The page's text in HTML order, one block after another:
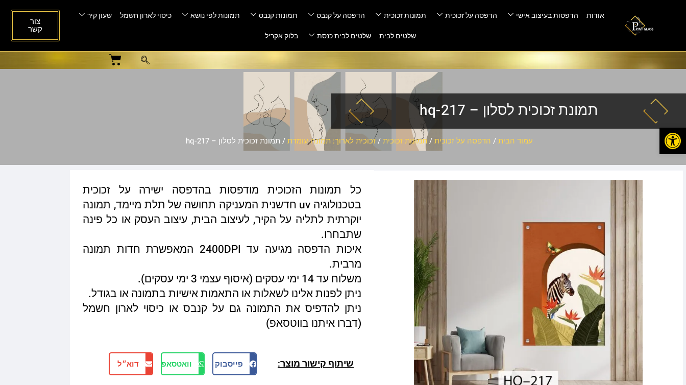
אודות הדפסות בעיצוב אישי הדפסה על זכוכית תמונות זכוכית הדפסה על קנבס תמונות קנבס תמונות לפי נושא כיסוי לארון חשמל
שעון קיר
שלטים לבית
שלטים לבית כנסת בלוק אקריל
צור
קשר
תמונת זכוכית לסלון – hq-217
עמוד הבית/ הדפסה על זכוכית/תמונות זכוכית/זכוכית לארוך: תמונה עומדת/ תמונת זכוכית לסלון – hq-217
כל תמונות הזכוכית מודפסות בהדפסה ישירה על זכוכית
בטכנולוגיה uv חדשנית המעניקה תחושה של תלת מיימד, תמונה
יוקרתית לתליה על הקיר, לעיצוב הבית, עיצוב העסק או כל פינה
שתבחרו.
איכות הדפסה מגיעה עד 2400DPI המאפשרת חדות תמונה
מרבית.
משלוח עד 14 ימי עסקים (איסוף עצמי 3 ימי עסקים).
ניתן לפנות אלינו לשאלות או התאמות אישיות בתמונה או בגודל.
ניתן להדפיס את התמונה גם על קנבס או כיסוי לארון חשמל
(דברו איתנו בווטסאפ)
שיתוף קישור מוצר: פייסבוק וואטסאפ דוא״ל
פתח סרגל נגישות